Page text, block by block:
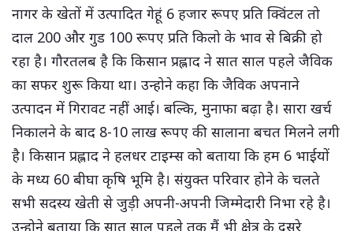
नागर के खेतों में उत्पादित गेहूं 6 हजार रूपए प्रति क्विंटल तो
दाल 200 और गुड 100 रूपए प्रति किलो के भाव से बिक्री हो
रहा है। गौरतलब है कि किसान प्रह्लाद ने सात साल पहले जैविक
का सफर शुरू किया था। उन्होने कहा कि जैविक अपनाने
उत्पादन में गिरावट नहीं आई। बल्कि, मुनाफा बढ़ा है। सारा खर्च
निकालने के बाद 8-10 लाख रूपए की सालाना बचत मिलने लगी
है। किसान प्रह्लाद ने हलधर टाइम्स को बताया कि हम 6 भाईयों
के मध्य 60 बीघा कृषि भूमि है। संयुक्त परिवार होने के चलते
सभी सदस्य खेती से जुड़ी अपनी-अपनी जिम्मेदारी निभा रहे है।
उन्होने बताया कि सात साल पहले तक मैं भी क्षेत्र के दूसरे